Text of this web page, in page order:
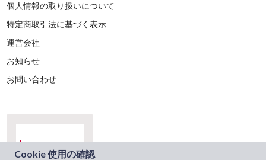
個人情報の取り扱いについて
特定商取引法に基づく表示
運営会社
お知らせ
お問い合わせ